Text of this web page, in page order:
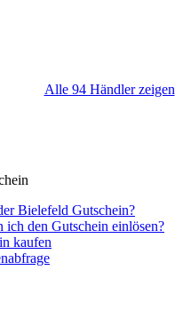
Alle 94 Händler zeigen
Bielefeld Gutschein?
ich den Gutschein einlösen?
kaufen